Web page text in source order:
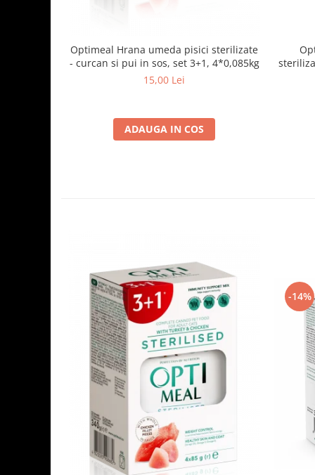
Optimeal Hrana umeda pisici sterilizate
- curcan si pui in sos, set 3+1, 4*0,085kg
15,00 Lei
ADAUGA IN COS
-14%